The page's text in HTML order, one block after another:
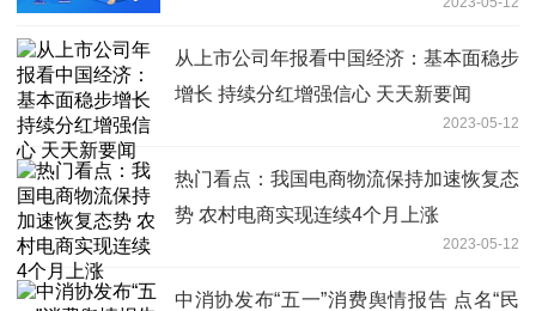
从上市公司年报看中国经济：基本面稳步
增长 持续分红增强信心 天天新要闻
2023-05-12
热门看点：我国电商物流保持加速恢复态
势 农村电商实现连续4个月上涨
2023-05-12
中消协发布“五一”消费舆情报告 点名“民